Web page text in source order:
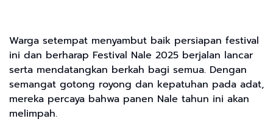
Warga setempat menyambut baik persiapan festival
ini dan berharap Festival Nale 2025 berjalan lancar
serta mendatangkan berkah bagi semua. Dengan
semangat gotong royong dan kepatuhan pada adat,
mereka percaya bahwa panen Nale tahun ini akan
melimpah.